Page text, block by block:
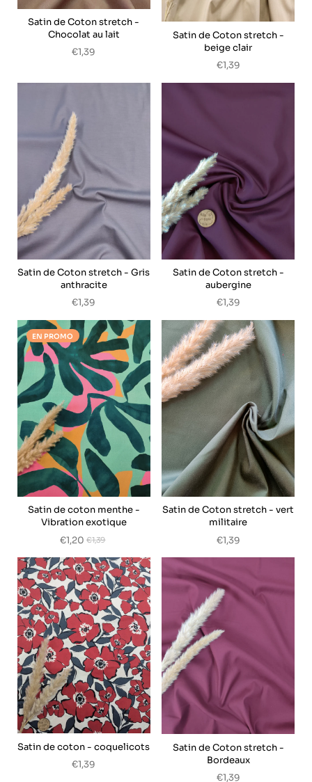
Satin de Coton stretch -
Chocolat au lait
€1,39
Satin de Coton stretch -
beige clair
€1,39
Satin de Coton stretch - Gris
anthracite
€1,39
Satin de Coton stretch -
aubergine
€1,39
EN PROMO
Satin de coton menthe -
Vibration exotique
€1,20 €1,39
Satin de Coton stretch - vert
militaire
€1,39
Satin de coton - coquelicots
€1,39
Satin de Coton stretch -
Bordeaux
€1,39